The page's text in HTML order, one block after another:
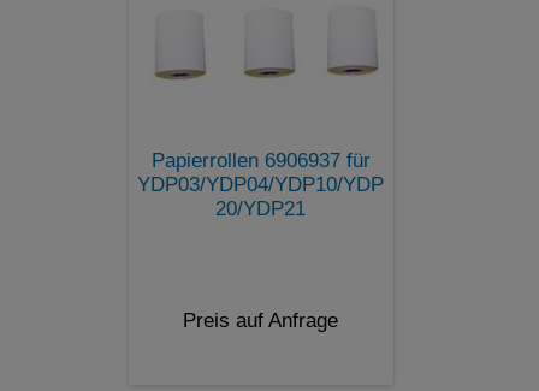
Papierrollen 6906937 für
YDP03/YDP04/YDP10/YDP
20/YDP21
Preis auf Anfrage